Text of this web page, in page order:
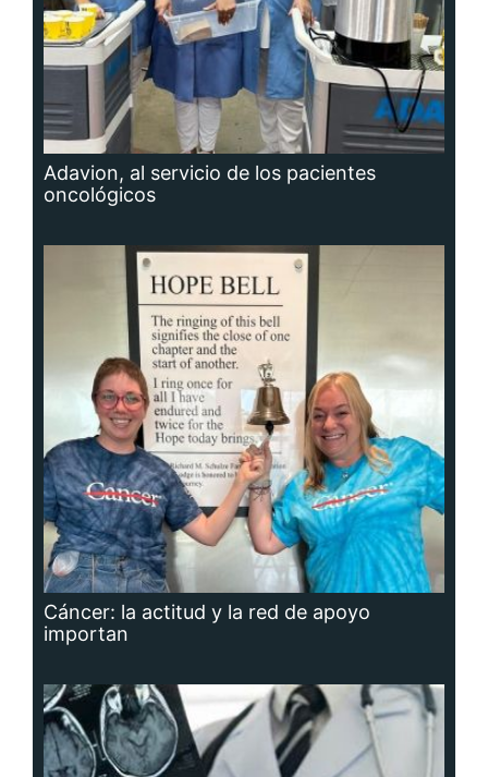
Adavion, al servicio de los pacientes
oncológicos
Cáncer: la actitud y la red de apoyo
importan